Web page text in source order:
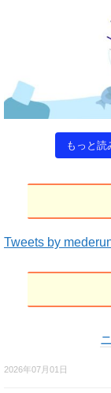
もっと読
Tweets by
2026年07月01日